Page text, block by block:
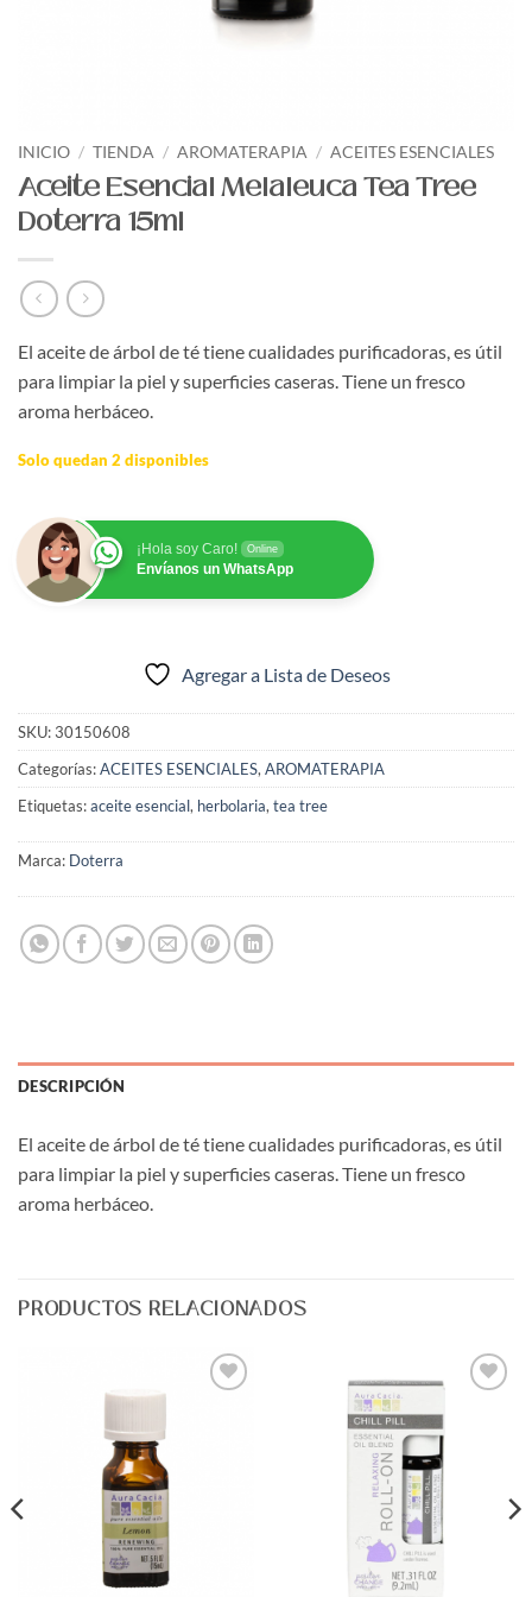
INICIO / TIENDA / AROMATERAPIA / ACEITES ESENCIALES
Aceite Esencial Melaleuca Tea Tree
Doterra 15ml
El aceite de árbol de té tiene cualidades purificadoras, es útil
para limpiar la piel y superficies caseras. Tiene un fresco
aroma herbáceo.
Solo quedan 2 disponibles
¡Hola soy Caro! Online
Envíanos un WhatsApp
Agregar a Lista de Deseos
SKU:30150608
Categorías:ACEITES ESENCIALES, AROMATERAPIA
Etiquetas:aceite esencial, herbolaria, tea tree
Marca: Doterra
DESCRIPCIÓN
El aceite de árbol de té tiene cualidades purificadoras, es útil
para limpiar la piel y superficies caseras. Tiene un fresco
aroma herbáceo.
PRODUCTOS RELACIONADOS